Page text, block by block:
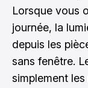
Lorsque vous
journée, la
depuis les
sans fenêtre.
simplement